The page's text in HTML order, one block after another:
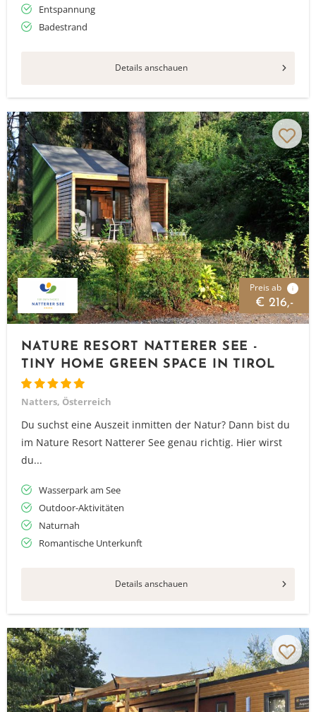
Entspannung
Badestrand
Details anschauen
Preis ab i
€ 216,-
NATURE RESORT NATTERER SEE -
TINY HOME GREEN SPACE IN TIROL
Natters, Österreich
Du suchst eine Auszeit inmitten der Natur? Dann bist du
im Nature Resort Natterer See genau richtig. Hier wirst
du...
Wasserpark am See
Outdoor-Aktivitäten
Naturnah
Romantische Unterkunft
Details anschauen